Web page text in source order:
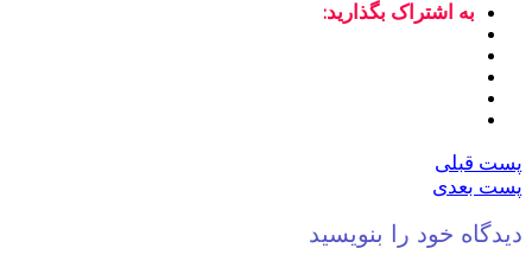
به اشتراک بگذارید:
پست قبلی
پست بعدی
دیدگاه خود را بنویسید